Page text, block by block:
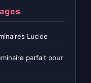
Lucide
parfait pour